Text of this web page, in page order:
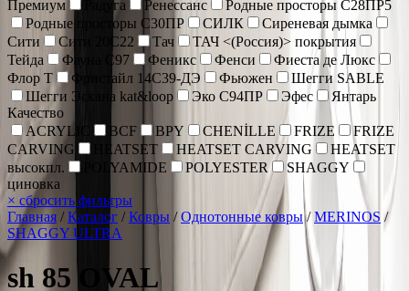
Премиум
Радуга Ренессанс
Родные просторы С28ПР5
Родные просторы С30ПР
СИЛК
Сиреневая дымка
Сити
Сити 20С22 Тач
ТАЧ <(Россия)> покрытия
Тейда
Фауна С97 Феникс Фенси
Фиеста де Люкс
Флор Т
Фристайл 14С39-ДЭ Фьюжен
Шегги SABLE
Шегги Эскана kat&loop
Эко С94ПР Эфес
Янтарь
Качество
ACRYLIC
BCF BPY CHENİLLE FRIZE
FRIZE
CARVING
HEATSET HEATSET CARVING
HEATSET
высокпл.
POLYAMIDE POLYESTER
SHAGGY
циновка
× сбросить фильтры
Главная /Каталог /Ковры /Однотонные ковры/MERINOS /
SHAGGY ULTRA
sh 85 OVAL